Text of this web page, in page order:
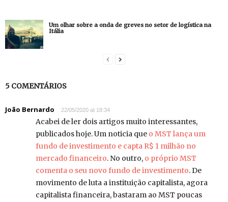
Um olhar sobre a onda de greves no setor de logística na
Itália
5 COMENTÁRIOS
João Bernardo 22/05/2020 at 18:34
Acabei de ler dois artigos muito interessantes,
publicados hoje. Um noticia que o MST lança um
fundo de investimento e capta R$ 1 milhão no
mercado financeiro. No outro, o próprio MST
comenta o seu novo fundo de investimento. De
movimento de luta a instituição capitalista, agora
capitalista financeira, bastaram ao MST poucas